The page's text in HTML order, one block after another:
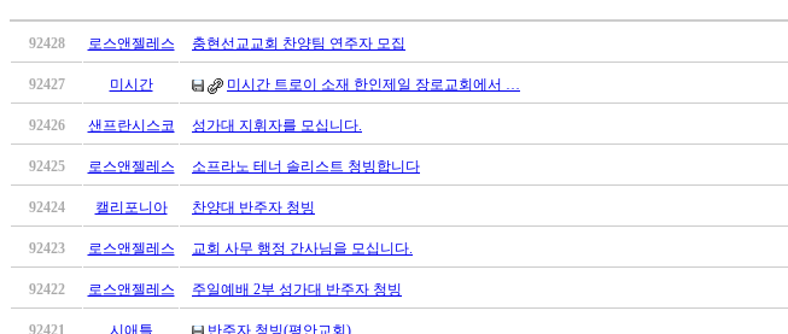
야
우
비
아
탑-
릴
지
92428 로스앤젤레스 충현선교교회 찬양팀 연주자 모집
92427 미시간 미시간 트로이 소재 한인제일 장로교회에서 …
92426 샌프란시스코 성가대 지휘자를 모십니다.
92425 로스앤젤레스 소프라노 테너 솔리스트 청빙합니다
92424 캘리포니아 찬양대 반주자 청빙
92423 로스앤젤레스 교회 사무 행정 간사님을 모십니다.
92422 로스앤젤레스 주일예배 2부 성가대 반주자 청빙
92421 시애틀 반주자 청빙(평안교회)